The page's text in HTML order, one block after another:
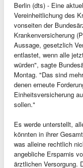
Berlin (dts) - Eine
Vereinheitlichung des
vonseiten der
Krankenversicherung
Aussage, gesetzlich
entlastet, wenn alle
würden", sagte
Montag. "Das sind
denen erneute
Einheitsversicherung
sollen."
Es werde unterstellt,
könnten in ihrer
was alleine rechtlich
angebliche Ersparnis
ärztlichen Versorgung.